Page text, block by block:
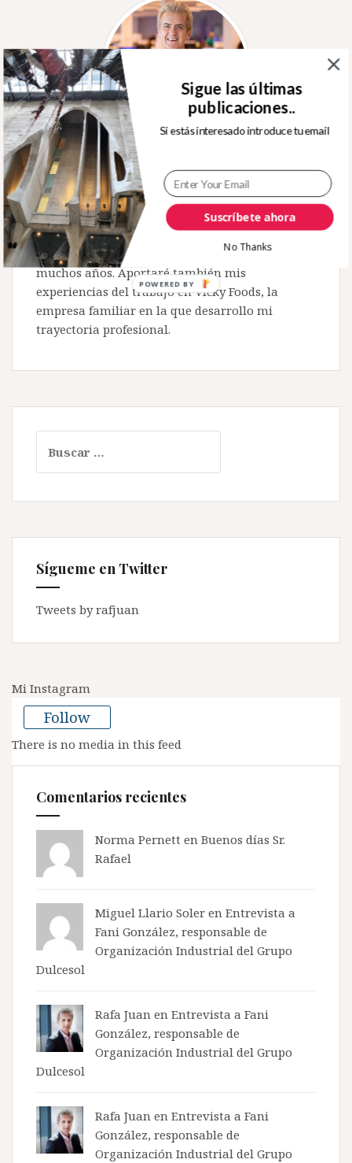
Sobre mí
Bienvenido a este espacio en el que intentaré
compartir cuestiones relacionadas con la
innovación que me apasiona desde hace
muchos años. Aportaré también mis
experiencias del trabajo en Vicky Foods, la
empresa familiar en la que desarrollo mi
trayectoria profesional.
Sígueme en Twitter
Tweets by rafjuan
Mi Instagram
Follow
There is no media in this feed
Comentarios recientes
Norma Pernett en Buenos días Sr.
Rafael
Miguel Llario Soler en Entrevista a
Fani González, responsable de
Organización Industrial del Grupo
Dulcesol
Rafa Juan en Entrevista a Fani
González, responsable de
Organización Industrial del Grupo
Dulcesol
Rafa Juan en Entrevista a Fani
González, responsable de
Organización Industrial del Grupo
Suscríbete ahora
Sigue las últimas
publicaciones..
Si estás interesado introduce tu email
No Thanks
POWERED